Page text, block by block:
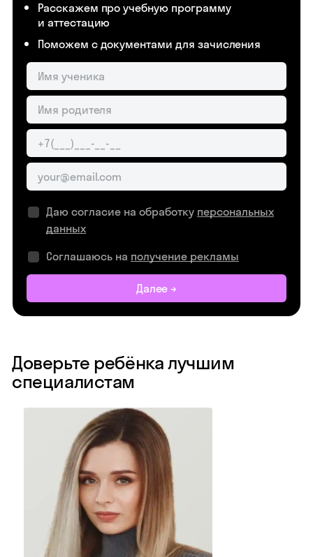
Расскажем про учебную программу
и аттестацию
Поможем с документами для зачисления
Даю согласие на обработку персональных
данных
Соглашаюсь на получение рекламы
Далее →
Доверьте ребёнка лучшим
специалистам